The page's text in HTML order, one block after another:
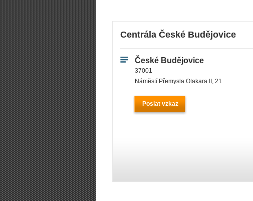
Centrála České Budějovice
České Budějovice
37001
Náměstí Přemysla Otakara II, 21
Poslat vzkaz